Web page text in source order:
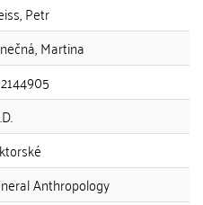
Petr
Martina
Anthropology